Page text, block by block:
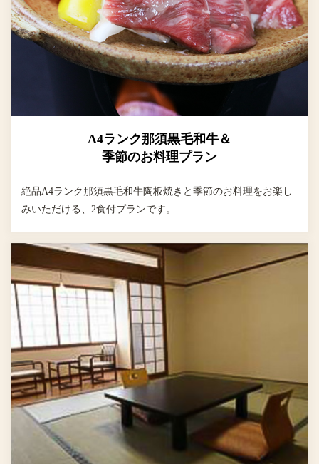
A4ランク那須黒毛和牛＆
季節のお料理プラン
絶品A4ランク那須黒毛和牛陶板焼きと季節のお料理をお楽し
みいただける、2食付プランです。